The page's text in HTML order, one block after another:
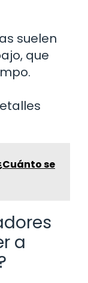
suelen
que
se
a